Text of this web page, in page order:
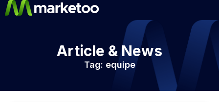
Article & News
Tag: equipe